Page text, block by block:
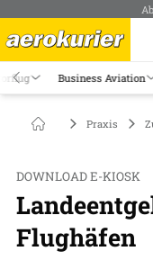
Business Aviation
Praxis
DOWNLOAD E-KIOSK
Flughäfen